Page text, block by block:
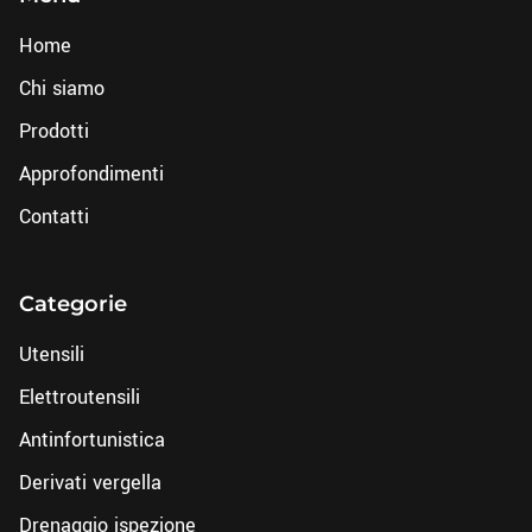
Home
Chi siamo
Prodotti
Approfondimenti
Contatti
Categorie
Utensili
Elettroutensili
Antinfortunistica
Derivati vergella
Drenaggio ispezione